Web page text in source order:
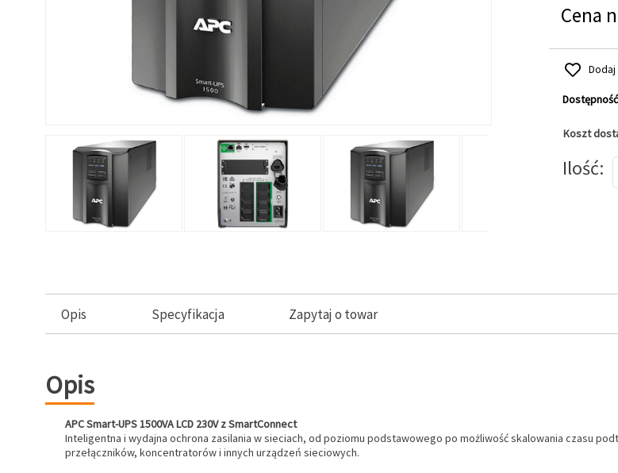
Cena
Koszt
Ilość
Opis Specyfikacja Zapytaj o towar
Opis
APC Smart-UPS 1500VA LCD 230V z SmartConnect
Inteligentna i wydajna ochrona zasilania w sieciach, od poziomu podstawowego po możliwość skalowania czasu
przełączników, koncentratorów i innych urządzeń sieciowych.